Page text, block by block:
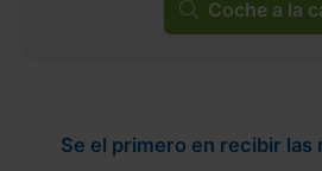
Coche a la
Se el primero en recibir las